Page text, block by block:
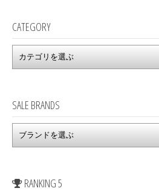
CATEGORY
SALE BRANDS
RANKING 5